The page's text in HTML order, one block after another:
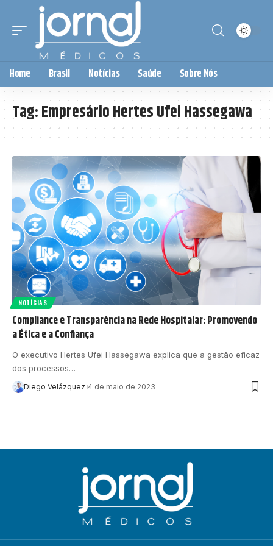
Home Brasil Notícias Saúde Sobre Nós
Tag:Empresário Hertes Ufei Hassegawa
NOTÍCIAS
Compliance e Transparência na Rede Hospitalar: Promovendo
a Ética e a Confiança
O executivo Hertes Ufei Hassegawa explica que a gestão eficaz
dos processos…
Diego Velázquez 4 de maio de 2023